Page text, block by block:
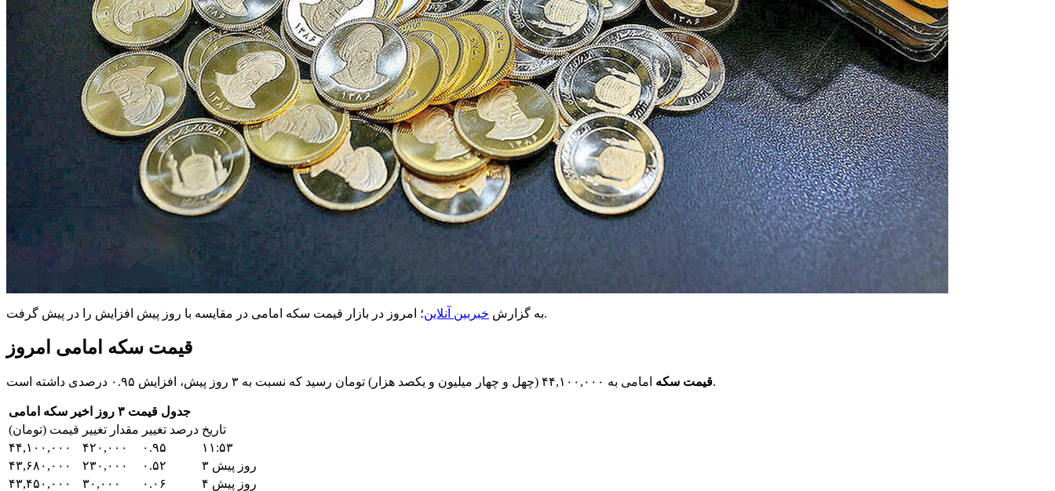
به گزارش خبربین آنلاین ؛ امروز در بازار قیمت‌ سکه امامی در مقایسه با روز پیش افزایش را در پیش گرفت.
قیمت سکه امامی امروز
قیمت سکهامامی به ۴۴,۱۰۰,۰۰۰ (چهل و چهار میلیون و یکصد هزار) تومان رسید که نسبت به ۳ روز پیش، افزایش ۰.۹۵ درصدی داشته است.
جدول قیمت ۳ روز اخیر سکه امامی
قیمت (تومان) مقدار تغییر درصد تغییر تاریخ
۴۴,۱۰۰,۰۰۰
۴۲۰,۰۰۰ ۰.۹۵
۱۱:۵۳
۴۳,۶۸۰,۰۰۰
۲۳۰,۰۰۰ ۰.۵۲
۳ روز پیش
۴۳,۴۵۰,۰۰۰
۳۰,۰۰۰ ۰.۰۶ ۴ روز پیش